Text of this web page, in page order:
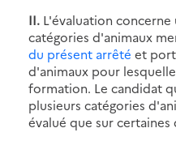
II. L'évaluation
catégories d'animaux
du présent arrêté et
d'animaux pour
formation. Le candidat
plusieurs catégories
évalué que sur certaines